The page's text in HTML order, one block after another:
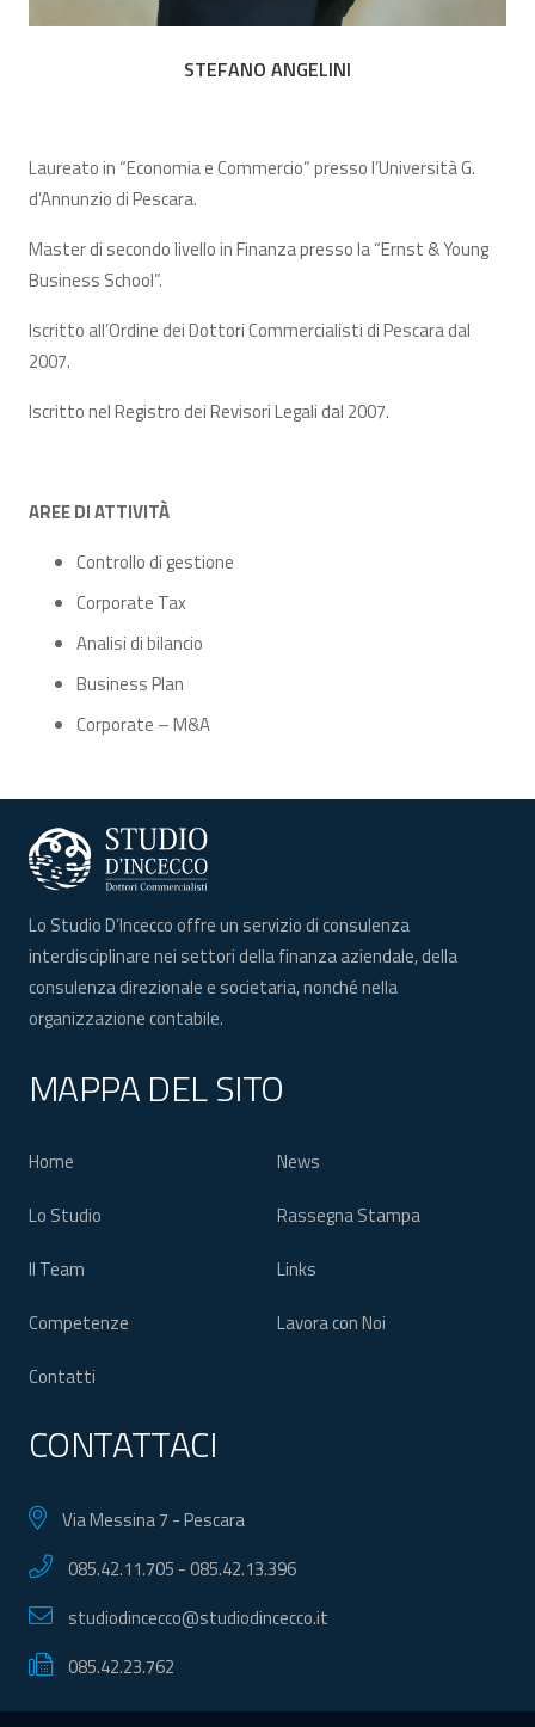
STEFANO ANGELINI
Laureato in “Economia e Commercio” presso l’Università G.
d’Annunzio di Pescara.
Master di secondo livello in Finanza presso la “Ernst & Young
Business School”.
Iscritto all’Ordine dei Dottori Commercialisti di Pescara dal
2007.
Iscritto nel Registro dei Revisori Legali dal 2007.
AREE DIATTIVITÀ
Controllo di gestione
Corporate Tax
Analisi di bilancio
Business Plan
Corporate – M&A
Lo Studio D’Incecco offre un servizio di consulenza
interdisciplinare nei settori della finanza aziendale, della
consulenza direzionale e societaria, nonché nella
organizzazione contabile.
MAPPA DEL SITO
Home
Lo Studio
Il Team
Competenze
Contatti
News
Rassegna Stampa
Links
Lavora con Noi
CONTATTACI
Via Messina 7 - Pescara
085.42.11.705 -085.42.13.396
studiodincecco@studiodincecco.it
085.42.23.762